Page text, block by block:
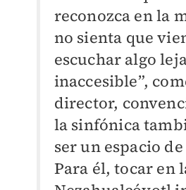
reconozca en la
no sienta que
escuchar algo
inaccesible”,
director,
la sinfónica
ser un espacio
Para él, tocar en